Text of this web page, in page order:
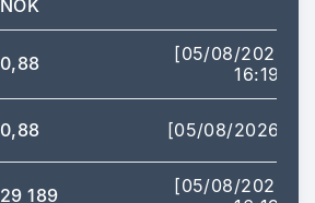
NOK
0,88
[05/08/2026
16:19]
0,88 [05/08/2026]
29 189
[05/08/2026